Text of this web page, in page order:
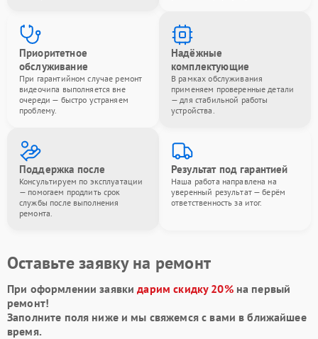
Приоритетное
обслуживание
При гарантийном случае ремонт
видеочипа выполняется вне
очереди — быстро устраняем
проблему.
Надёжные
комплектующие
В рамках обслуживания
применяем проверенные детали
— для стабильной работы
устройства.
Поддержка после
Консультируем по эксплуатации
— помогаем продлить срок
службы после выполнения
ремонта.
Результат под гарантией
Наша работа направлена на
уверенный результат — берём
ответственность за итог.
Оставьте заявку на ремонт
При оформлении заявкидарим скидку 20%на первый
ремонт!
Заполните поля ниже и мы свяжемся с вами в ближайшее
время.